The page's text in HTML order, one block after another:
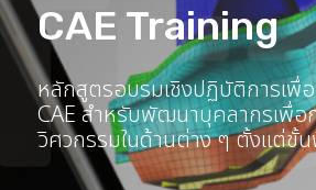
CAE Training
หลักสูตรอบรมเชิงปฏิบัติการเพื่อ
CAE สำหรับพัฒนาบุคลากรเพื่อ
วิศวกรรมในด้านต่าง ๆ ตั้งแต่ขั้